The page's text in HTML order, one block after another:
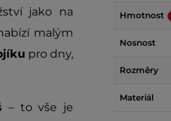
jako na
malým
pro dny,
– to vše je
Hmotnost
Nosnost
Rozměry
Materiál